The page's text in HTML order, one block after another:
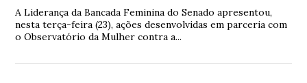
A Liderança da Bancada Feminina do Senado apresentou,
nesta terça-feira (23), ações desenvolvidas em parceria com
o Observatório da Mulher contra a...